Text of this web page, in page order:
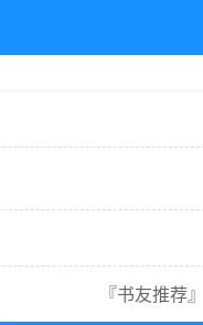
『书友推荐』